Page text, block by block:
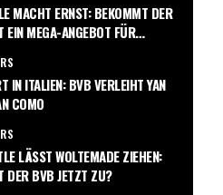
MACHT ERNST: BEKOMMT DER
EIN MEGA-ANGEBOT FÜR
IN ITALIEN: BVB VERLEIHT YAN
COMO
LÄSST WOLTEMADE ZIEHEN:
DER BVB JETZT ZU?